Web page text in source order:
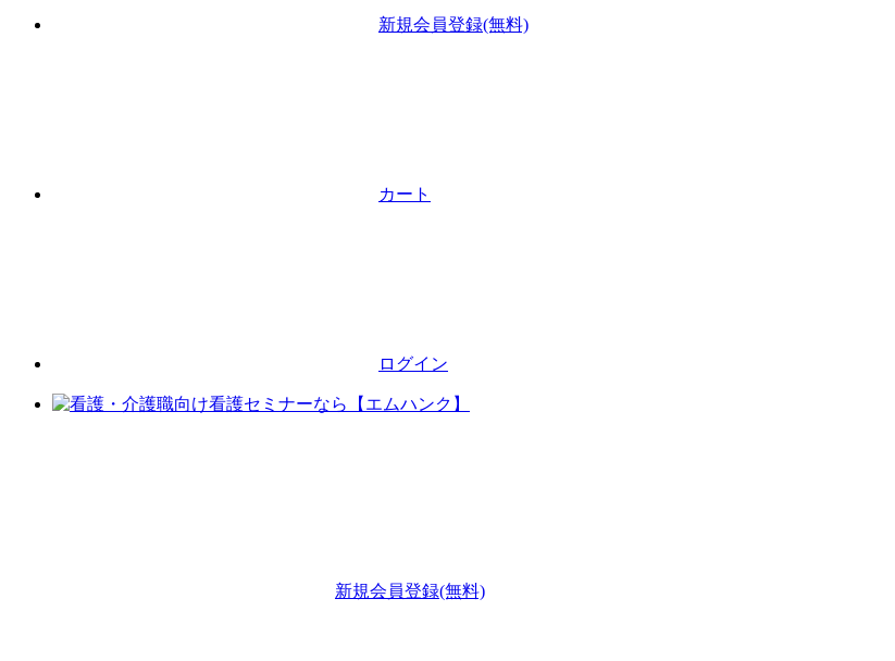
新規会員登録(無料)
カート
ログイン
新規会員登録(無料)